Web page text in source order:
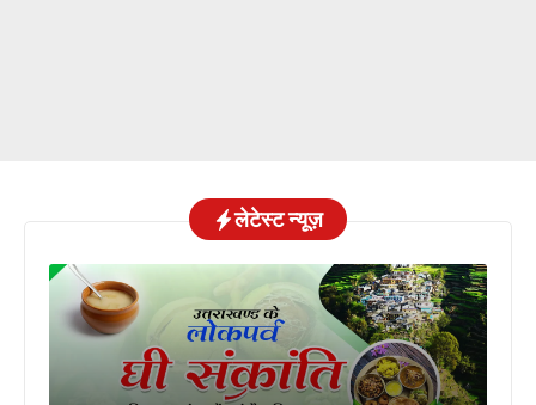
लेटेस्ट न्यूज़